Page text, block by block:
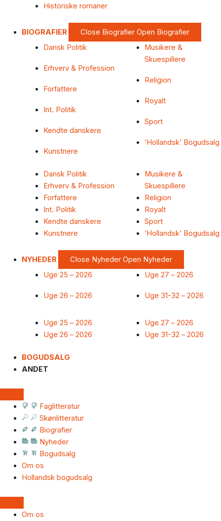
Historiske romaner
BIOGRAFIER Close Biografier Open Biografier
Dansk Politik
Erhverv & Profession
Forfattere
Int. Politik
Kendte danskere
Kunstnere
Musikere &
Skuespillere
Religion
Royalt
Sport
‘Hollandsk’ Bogudsalg
Dansk Politik
Erhverv & Profession
Forfattere
Int. Politik
Kendte danskere
Kunstnere
Musikere &
Skuespillere
Religion
Royalt
Sport
‘Hollandsk’ Bogudsalg
NYHEDER Close Nyheder Open Nyheder
Uge 25 – 2026
Uge 26 – 2026
Uge 27 – 2026
Uge 31-32 – 2026
Uge 25 – 2026
Uge 26 – 2026
Uge 27 – 2026
Uge 31-32 – 2026
BOGUDSALG
ANDET
Faglitteratur
Skønlitteratur
Biografier
Nyheder
Bogudsalg
Om os
Hollandsk bogudsalg
Om os